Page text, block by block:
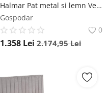
Halmar Pat metal si lemn Veronica 160x200 cm
Gospodar
0
1.358 Lei 2.174,95Lei